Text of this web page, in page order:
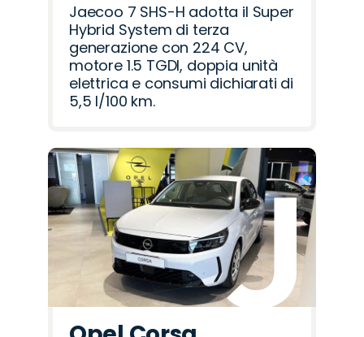
Jaecoo 7 SHS-H adotta il Super
Hybrid System di terza
generazione con 224 CV,
motore 1.5 TGDI, doppia unità
elettrica e consumi dichiarati di
5,5 l/100 km.